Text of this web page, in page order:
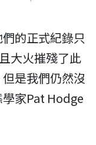
的正式紀錄只
大火摧殘了此
是我們仍然沒
家Pat Hodge